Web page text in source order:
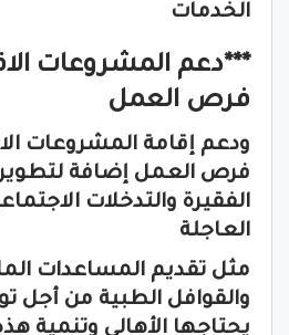
الخدمات
***دعم المشروعات
فرص العمل
ودعم إقامة المشروعات
فرص العمل إضافة لتطوير
الفقيرة والتدخلات
العاجلة
مثل تقديم المساعدات
والقوافل الطبية من أجل
يحتاجها الأهالى وتنمية